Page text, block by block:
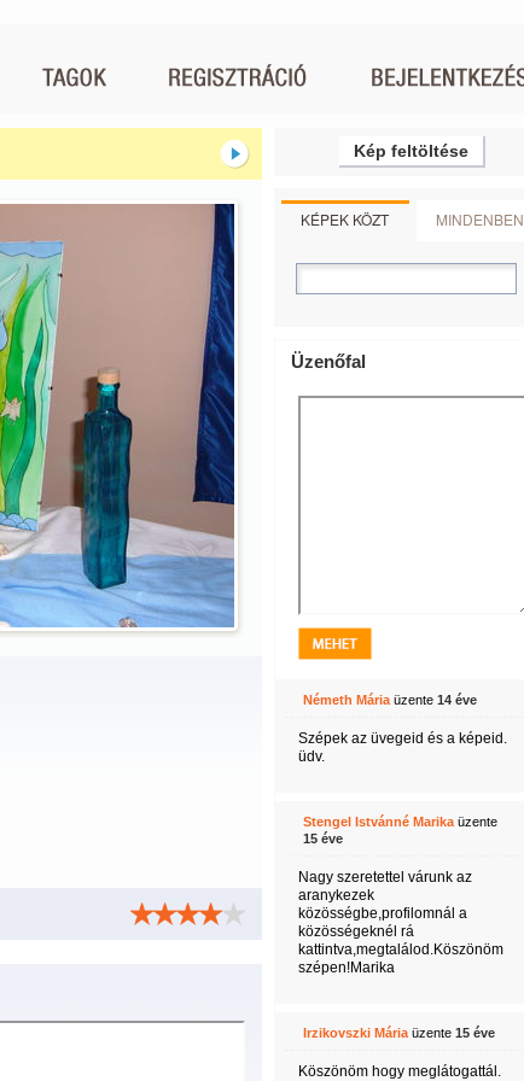
Kép feltöltése
KÉPEK KÖZT MINDENBEN
Üzenőfal
Németh Máriaüzente 14 éve
Szépek az üvegeid és a képeid.
üdv.
Stengel Istvánné Marikaüzente
15 éve
Nagy szeretettel várunk az
aranykezek
közösségbe,profilomnál a
közösségeknél rá
kattintva,megtalálod.Köszönöm
szépen!Marika
Irzikovszki Máriaüzente 15 éve
Köszönöm hogy meglátogattál.